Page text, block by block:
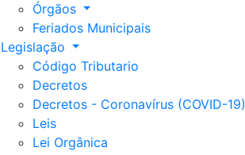
Órgãos
Feriados Municipais
Legislação
Código Tributario
Decretos
Decretos - Coronavírus (COVID-19)
Leis
Lei Orgânica